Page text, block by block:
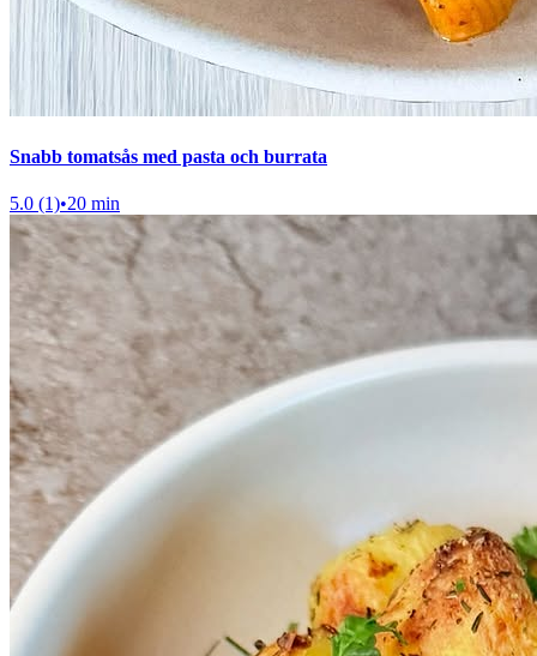
Snabb tomatsås med pasta och burrata
5.0 (1)•20 min